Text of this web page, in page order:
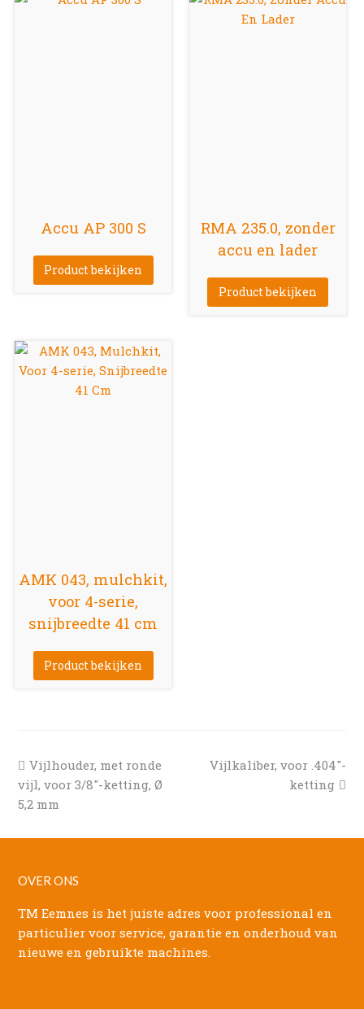
Accu AP 300 S
Product bekijken
RMA 235.0, zonder
accu en lader
Product bekijken
AMK 043, mulchkit,
voor 4-serie,
snijbreedte 41 cm
Product bekijken
previous
post:
Vijlhouder, met ronde
vijl, voor 3/8″-ketting, Ø
5,2 mm
next
Vijlkaliber, voor .404″-
ketting
OVER ONS
TM Eemnes is het juiste adres voor professional en
particulier voor service, garantie en onderhoud van
nieuwe en gebruikte machines.